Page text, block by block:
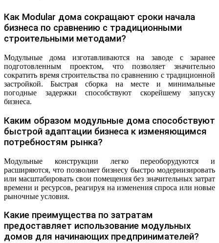
Как Modular дома сокращают сроки начала
бизнеса по сравнению с традиционными
строительными методами?
Модульные дома изготавливаются на заводе с заранее
подготовленным проектом, что позволяет значительно
сократить время строительства по сравнению с традиционной
застройкой. Быстрая сборка на месте и минимальные
погодные задержки способствуют скорейшему запуску
бизнеса.
Каким образом модульные дома способствуют
быстрой адаптации бизнеса к изменяющимся
потребностям рынка?
Модульные конструкции легко переоборудуются и
расширяются, что позволяет бизнесу быстро модернизировать
или масштабировать свои помещения без значительных затрат
времени и ресурсов, реагируя на изменения спроса или новые
рыночные условия.
Какие преимущества по затратам
предоставляет использование модульных
домов для начинающих предпринимателей?